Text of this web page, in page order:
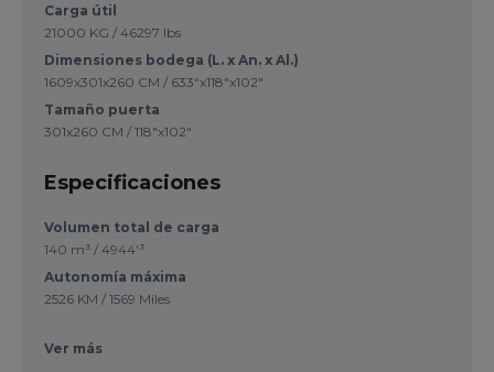
Carga útil
21000 KG / 46297 lbs
Dimensiones bodega (L. x An. x Al.)
1609x301x260 CM / 633"x118"x102"
Tamaño puerta
301x260 CM / 118"x102"
Especificaciones
Volumen total de carga
140 m³ / 4944'³
Autonomía máxima
2526 KM / 1569 Miles
Ver más